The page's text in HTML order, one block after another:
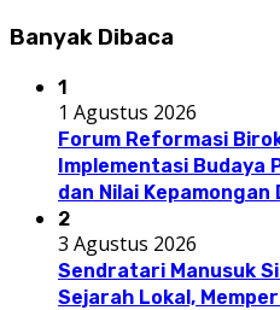
Banyak Dibaca
1
1 Agustus 2026
Forum Reformasi
Implementasi Budaya
dan Nilai Kepamongan
2
3 Agustus 2026
Sendratari Manusuk
Sejarah Lokal,